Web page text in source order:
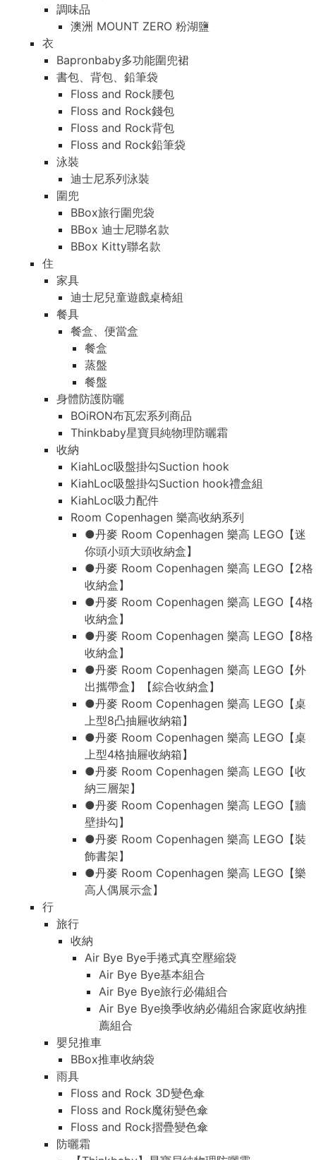
調味品
澳洲 MOUNT ZERO 粉湖鹽
衣
Bapronbaby多功能圍兜裙
書包、背包、鉛筆袋
Floss and Rock腰包
Floss and Rock錢包
Floss and Rock背包
Floss and Rock鉛筆袋
泳裝
迪士尼系列泳裝
圍兜
BBox旅行圍兜袋
BBox 迪士尼聯名款
BBox Kitty聯名款
住
家具
迪士尼兒童遊戲桌椅組
餐具
餐盒、便當盒
餐盒
蒸盤
餐盤
身體防護防曬
BOiRON布瓦宏系列商品
Thinkbaby星寶貝純物理防曬霜
收納
KiahLoc吸盤掛勾Suction hook
KiahLoc吸盤掛勾Suction hook禮盒組
KiahLoc吸力配件
Room Copenhagen 樂高收納系列
●丹麥 Room Copenhagen 樂高 LEGO【迷
你頭小頭大頭收納盒】
●丹麥 Room Copenhagen 樂高 LEGO【2格
收納盒】
●丹麥 Room Copenhagen 樂高 LEGO【4格
收納盒】
●丹麥 Room Copenhagen 樂高 LEGO【8格
收納盒】
●丹麥 Room Copenhagen 樂高 LEGO【外
出攜帶盒】【綜合收納盒】
●丹麥 Room Copenhagen 樂高 LEGO【桌
上型8凸抽屜收納箱】
●丹麥 Room Copenhagen 樂高 LEGO【桌
上型4格抽屜收納箱】
●丹麥 Room Copenhagen 樂高 LEGO【收
納三層架】
●丹麥 Room Copenhagen 樂高 LEGO【牆
壁掛勾】
●丹麥 Room Copenhagen 樂高 LEGO【裝
飾書架】
●丹麥 Room Copenhagen 樂高 LEGO【樂
高人偶展示盒】
行
旅行
收納
Air Bye Bye手捲式真空壓縮袋
Air Bye Bye基本組合
Air Bye Bye旅行必備組合
Air Bye Bye換季收納必備組合家庭收納推
薦組合
嬰兒推車
BBox推車收納袋
雨具
Floss and Rock 3D變色傘
Floss and Rock魔術變色傘
Floss and Rock摺疊變色傘
防曬霜